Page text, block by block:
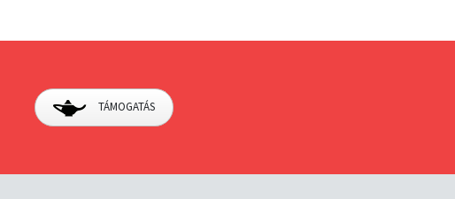
TÁMOGATÁS